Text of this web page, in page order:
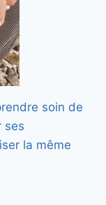
soin de
ses
la même